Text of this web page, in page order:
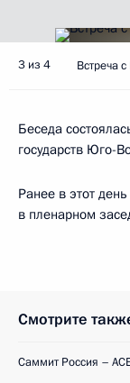
3 из 4 Встреча
Беседа
государств Юго-
Ранее в этот
в пленарном
Смотрите
Саммит Россия –